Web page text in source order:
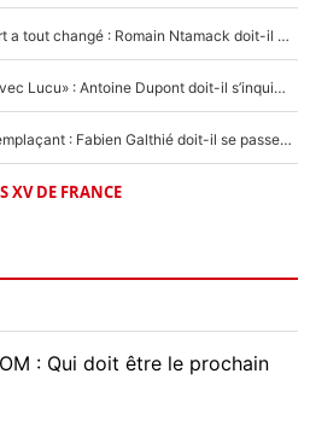
XV de France - Matthieu Jalibert a tout changé : Romain Ntamack doit-il s’inquiéter pour sa place à un an de la Coupe du monde ?
«Le XV de France est meilleur avec Lucu» : Antoine Dupont doit-il s’inquiéter pour sa place ?
Le XV de France a trouvé son remplaçant : Fabien Galthié doit-il se passer d'Antoine Dupont ?
XV DE FRANCE
: Qui doit être le prochain